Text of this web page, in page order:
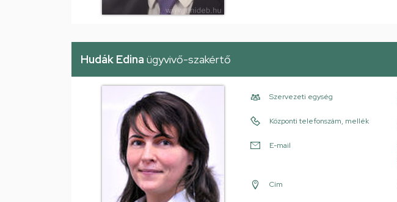
Hudák Edina ügyvivő-szakértő
Szervezeti egység
Központi telefonszám, mellék
E-mail
Cím